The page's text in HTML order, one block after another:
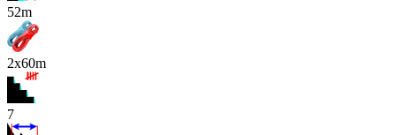
52m
2x60m
7